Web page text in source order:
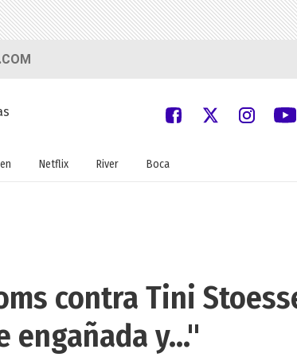
Netflix River Boca
contra Tini
engañada y..."